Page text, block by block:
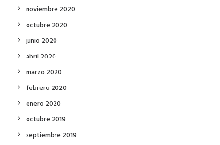
noviembre 2020
octubre 2020
junio 2020
abril 2020
marzo 2020
febrero 2020
enero 2020
octubre 2019
septiembre 2019